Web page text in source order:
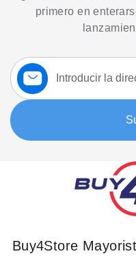
primero en
Suscríbase
a
nuestro
boletín:
Buy4Store